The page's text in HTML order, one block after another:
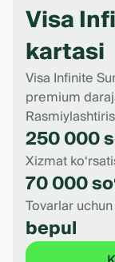
Visa
kartasi
Visa Infinite
premium
250 000
Xizmat
70 000
Tovarlar
bepul